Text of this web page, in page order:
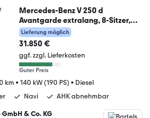
Mercedes-Benz V 250 d
Avantgarde extralang, 8-Sitzer,
Leder
Lieferung möglich
31.850 €
ggf. zzgl. Lieferkosten
Guter Preis
km • 140 kW (190 PS) • Diesel
Navi AHK abnehmbar
& Co. KG